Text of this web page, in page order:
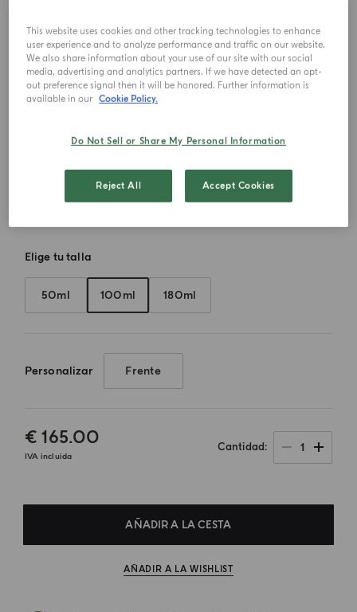
Elige tu talla
50ml 100ml 180ml
Personalizar Frente
€ 165.00
IVA incluida
Cantidad 1
AÑADIR A LA CESTA
AÑADIR A LA WISHLIST
This website uses cookies and other tracking technologies to enhance
user experience and to analyze performance and traffic on our website.
We also share information about your use of our site with our social
media, advertising and analytics partners. If we have detected an opt-
out preference signal then it will be honored. Further information is
available in our Cookie Policy.
Do Not Sell or Share My Personal Information
Reject All Accept Cookies